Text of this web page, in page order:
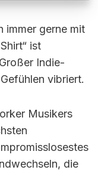
immer gerne mit
ist
Indie-
vibriert.
Musikers
die